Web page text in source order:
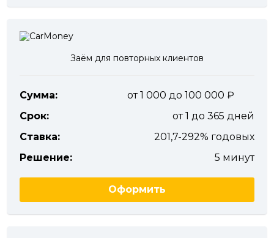
Заём для повторных клиентов
Сумма:
от 1 000 до 100 000
Срок:
от 1 до 365 дней
Ставка:
201,7-292% годовых
Решение:
5 минут
Оформить